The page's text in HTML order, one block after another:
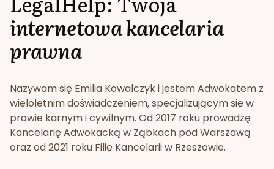
internetowa kancelaria
prawna
Nazywam się Emilia Kowalczyk i jestem Adwokatem z
wieloletnim doświadczeniem, specjalizującym się w
prawie karnym i cywilnym. Od 2017 roku prowadzę
Kancelarię Adwokacką w Ząbkach pod Warszawą
oraz od 2021 roku Filię Kancelarii w Rzeszowie.